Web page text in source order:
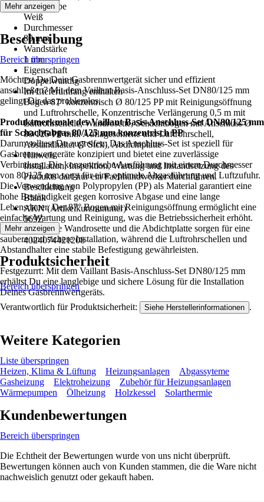
Grundfarbe
Weiß
Durchmesser
80 mm
Wandstärke
1 mm
Eigenschaft
Doppelwandig
Im Lieferumfang enthalten
Bogen 87° konzentrisch Ø 80/125 PP mit Reinigungsöffnung
und Luftrohrschelle, Konzentrische Verlängerung 0,5 m mit
Luftrohrschelle, Wandrosette, Schachtbogen mit Anschluss Ø
80/125 PP inkl. Auflageschiene und Luftrohrschell,
Abstandhalter (7 Stck), Abdichtplatte
Hinweis
Installation, Inspektion, Wartung und Instandsetzung des
Produkts darf nur ein Fachhandwerker durchführen.
Beschichtung
Blank
AKN (Artikelkurznummer)
569Z
EAN
4024074421208
Mehr anzeigen
Beschreibung
Bereich überspringen
Möchtest Du Dein Gasbrennwertgerät sicher und effizient
anschließen? Mit dem Vaillant Basis-Anschluss-Set DN80/125 mm
gelingt Dir das problemlos.
Produktmerkmale des Vaillant Basis-Anschluss-Set DN80/125 mm
für Schachtabgas 80/125 mm konzentrisch PP
Darum solltest Du zugreifen: Das Anschluss-Set ist speziell für
Gasbrennwertgeräte konzipiert und bietet eine zuverlässige
Verbindung. Die konzentrische Ausführung mit einem Durchmesser
von 80/125 mm sorgt für eine optimale Abgasführung und Luftzufuhr.
Die Verwendung von Polypropylen (PP) als Material garantiert eine
hohe Beständigkeit gegen korrosive Abgase und eine lange
Lebensdauer. Der 87° Bogen mit Reinigungsöffnung ermöglicht eine
einfache Wartung und Reinigung, was die Betriebssicherheit erhöht.
Die mitgelieferte Wandrosette und die Abdichtplatte sorgen für eine
saubere und sichere Installation, während die Luftrohrschellen und
Abstandhalter eine stabile Befestigung gewährleisten.
Festgezurrt: Mit dem Vaillant Basis-Anschluss-Set DN80/125 mm
erhältst Du eine langlebige und sichere Lösung für die Installation
Deines Gasbrennwertgeräts.
Mehr anzeigen
Produktsicherheit
Bereich überspringen
Verantwortlich für Produktsicherheit: Siehe Herstellerinformationen .
Weitere Kategorien
Liste überspringen
Heizen, Klima & Lüftung
Heizungsanlagen
Abgassyteme
Gasheizung
Elektroheizung
Zubehör für Heizungsanlagen
Wärmepumpen
Ölheizung Holzkessel Solarthermie
Kundenbewertungen
Bereich überspringen
Die Echtheit der Bewertungen wurde von uns nicht überprüft.
Bewertungen können auch von Kunden stammen, die die Ware nicht
nachweislich genutzt oder gekauft haben.